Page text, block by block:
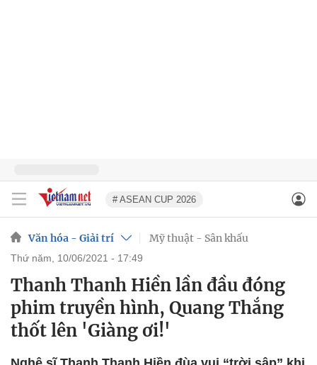
# ASEAN CUP 2026
Văn hóa - Giải trí Mỹ thuật - Sân khấu
thứ năm, 10/06/2021 - 17:49
Thanh Thanh Hiền lần đầu đóng
phim truyền hình, Quang Thắng
thốt lên 'Giàng ơi!'